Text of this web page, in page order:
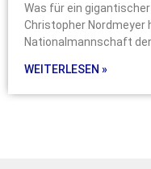
Was für ein
Christopher Nordmeyer
Nationalmannschaft
WEITERLESEN »